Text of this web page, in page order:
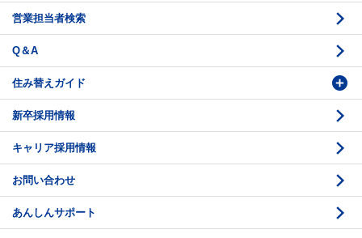
不動産投資のQ＆A
法人営業センター紹介
お問い合わせ・ご相談
鑑定センター紹介
営業担当者検索
Q＆A
住み替えガイド
価格査定
媒介契約
売却活動
売却諸費用
購入のスケジュール
物件資料の読み方 1
物件資料の読み方 2
現地見学のポイント
新卒採用情報
キャリア採用情報
お問い合わせ
あんしんサポート